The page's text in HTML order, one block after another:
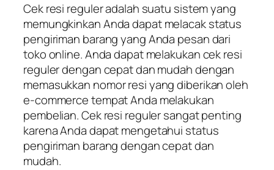
Cek resi reguler adalah suatu sistem yang
memungkinkan Anda dapat melacak status
pengiriman barang yang Anda pesan dari
toko online. Anda dapat melakukan cek resi
reguler dengan cepat dan mudah dengan
memasukkan nomor resi yang diberikan oleh
e-commerce tempat Anda melakukan
pembelian. Cek resi reguler sangat penting
karena Anda dapat mengetahui status
pengiriman barang dengan cepat dan
mudah.